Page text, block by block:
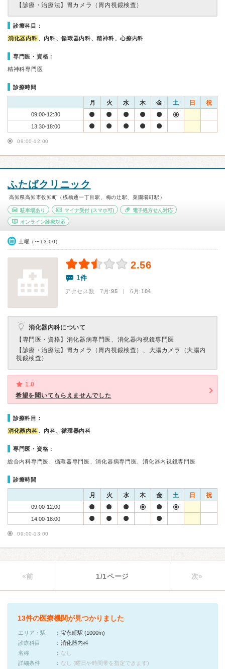
【診療・治療法】 胃カメラ（胃内視鏡検査）
診療科目：
消化器内科 、内科、循環器内科、精神科、心療内科
専門医・資格：
精神科専門医
診療時間
月 火 水 木 金 土 日 祝
09:00-12:30
13:30-18:00
09:00-12:00
ふたばクリニック
高知県高知市役知町（桟橋通一丁目駅、梅の辻駅、菜園場町駅）
駐車場あり マイナ受付(スマホ可) 電子処方せん対応
オンライン診療対応
土曜（〜13:00）
2.56
1件
アクセス数 7月:95 | 6月:104
消化器内科について
【専門医・資格】 消化器病専門医、消化器内視鏡専門医
【診療・治療法】 胃カメラ（胃内視鏡検査）、大腸カメラ（大腸内
視鏡検査）
1.0
希望を聞いてもらえませんでした
診療科目：
消化器内科 、内科、循環器内科
専門医・資格：
総合内科専門医、循環器専門医、消化器病専門医、消化器内視鏡専門医
診療時間
月 火 水 木 金 土 日 祝
09:00-12:00
14:00-18:00
09:00-13:00
«前 1/1ページ 次»
13件の医療機関が見つかりました
エリア・駅
宝永町駅 (1000m)
診療科目
消化器内科
名称
なし
詳細条件
なし (曜日や時間帯を指定できます)